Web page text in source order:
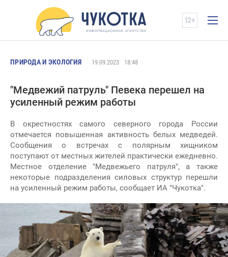
ПРИРОДА И ЭКОЛОГИЯ 19.09.2023 18:48
"Медвежий патруль" Певека перешел на
усиленный режим работы
В окрестностях самого северного города России
отмечается повышенная активность белых медведей.
Сообщения о встречах с полярным хищником
поступают от местных жителей практически ежедневно.
Местное отделение "Медвежьего патруля", а также
некоторые подразделения силовых структур перешли
на усиленный режим работы, сообщает ИА "Чукотка".